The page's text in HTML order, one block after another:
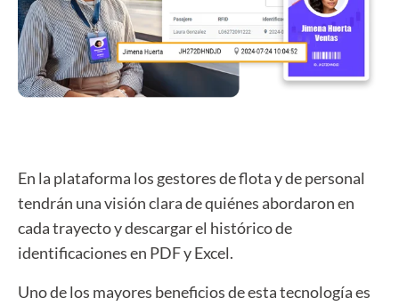
En la plataforma los gestores de flota y de personal
tendrán una visión clara de quiénes abordaron en
cada trayecto y descargar el histórico de
identificaciones en PDF y Excel.
Uno de los mayores beneficios de esta tecnología es